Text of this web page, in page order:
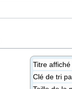
Titre affiché
Clé de tri